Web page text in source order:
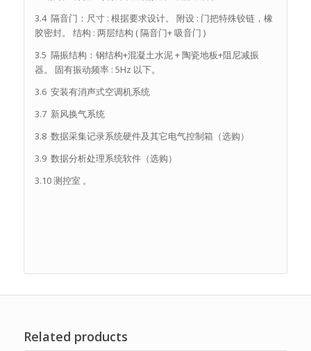
3.4 隔音门：尺寸 : 根据要求设计。 附设 : 门把特殊铰链，橡
胶密封。 结构 : 两层结构 ( 隔音门+ 吸音门 )
3.5 隔振结构：钢结构+混凝土水泥 + 陶瓷地板+阻尼减振
器。 固有振动频率 : 5Hz 以下。
3.6 安装有消声式空调机系统
3.7 新风换气系统
3.8 数据采集记录系统硬件及其它电气控制箱（选购）
3.9 数据分析处理系统软件（选购）
3.10 测控室 。
Related products